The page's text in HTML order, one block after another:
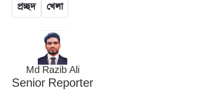
প্রচ্ছদ খেলা
Md Razib Ali
Senior Reporter